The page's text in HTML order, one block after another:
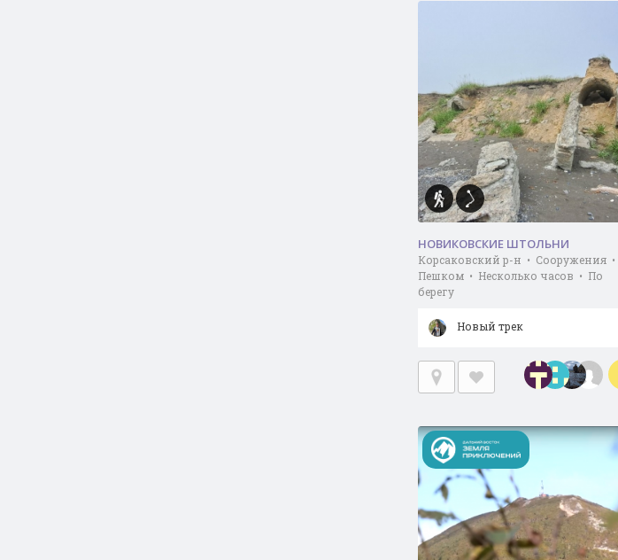
НОВИКОВСКИЕ ШТОЛЬНИ
Корсаковский р-н • Сооружения •
Пешком • Несколько часов • По
берегу
Новый трек